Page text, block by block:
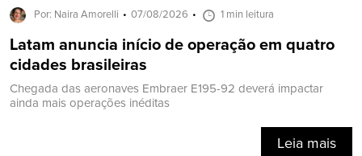
Por: Naira Amorelli 07/08/2026 1 min leitura
Latam anuncia início de operação em quatro
cidades brasileiras
Chegada das aeronaves Embraer E195-92 deverá impactar
ainda mais operações inéditas
Leia mais